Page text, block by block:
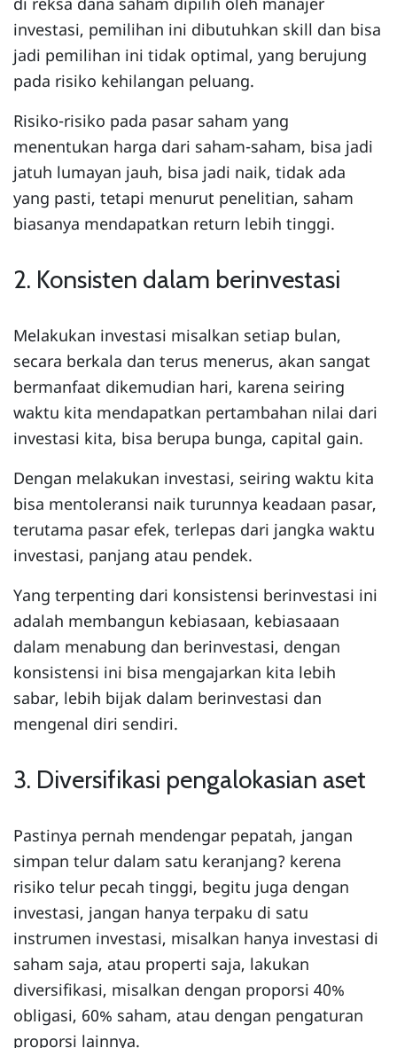
investasi, pemilihan ini dibutuhkan skill dan bisa
jadi pemilihan ini tidak optimal, yang berujung
pada risiko kehilangan peluang.
Risiko-risiko pada pasar saham yang
menentukan harga dari saham-saham, bisa jadi
jatuh lumayan jauh, bisa jadi naik, tidak ada
yang pasti, tetapi menurut penelitian, saham
biasanya mendapatkan return lebih tinggi.
2. Konsisten dalam berinvestasi
Melakukan investasi misalkan setiap bulan,
secara berkala dan terus menerus, akan sangat
bermanfaat dikemudian hari, karena seiring
waktu kita mendapatkan pertambahan nilai dari
investasi kita, bisa berupa bunga, capital gain.
Dengan melakukan investasi, seiring waktu kita
bisa mentoleransi naik turunnya keadaan pasar,
terutama pasar efek, terlepas dari jangka waktu
investasi, panjang atau pendek.
Yang terpenting dari konsistensi berinvestasi ini
adalah membangun kebiasaan, kebiasaaan
dalam menabung dan berinvestasi, dengan
konsistensi ini bisa mengajarkan kita lebih
sabar, lebih bijak dalam berinvestasi dan
mengenal diri sendiri.
3. Diversifikasi pengalokasian aset
Pastinya pernah mendengar pepatah, jangan
simpan telur dalam satu keranjang? kerena
risiko telur pecah tinggi, begitu juga dengan
investasi, jangan hanya terpaku di satu
instrumen investasi, misalkan hanya investasi di
saham saja, atau properti saja, lakukan
diversifikasi, misalkan dengan proporsi 40%
obligasi, 60% saham, atau dengan pengaturan
proporsi lainnya.